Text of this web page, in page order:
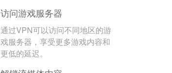
访问游戏服务器
通过VPN可以访问不同地区的游
戏服务器，享受更多游戏内容和
更低的延迟。